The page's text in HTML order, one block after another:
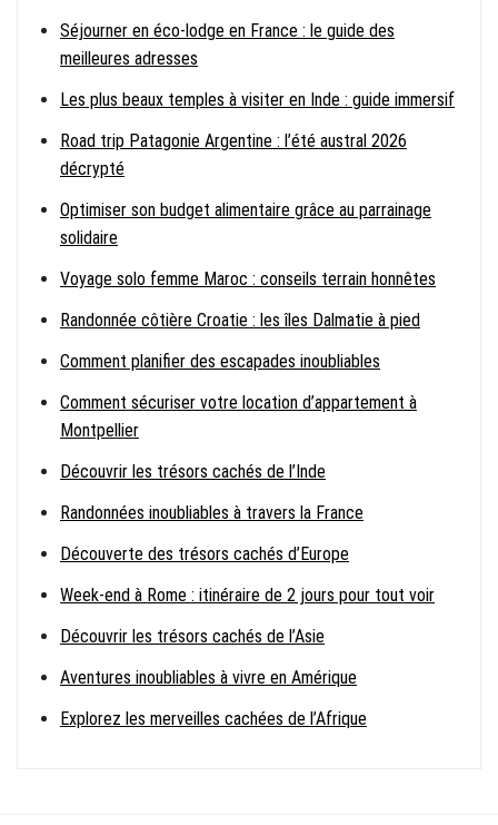
Séjourner en éco-lodge en France : le guide des
meilleures adresses
Les plus beaux temples à visiter en Inde : guide immersif
Road trip Patagonie Argentine : l’été austral 2026
décrypté
Optimiser son budget alimentaire grâce au parrainage
solidaire
Voyage solo femme Maroc : conseils terrain honnêtes
Randonnée côtière Croatie : les îles Dalmatie à pied
Comment planifier des escapades inoubliables
Comment sécuriser votre location d’appartement à
Montpellier
Découvrir les trésors cachés de l’Inde
Randonnées inoubliables à travers la France
Découverte des trésors cachés d’Europe
Week-end à Rome : itinéraire de 2 jours pour tout voir
Découvrir les trésors cachés de l’Asie
Aventures inoubliables à vivre en Amérique
Explorez les merveilles cachées de l’Afrique